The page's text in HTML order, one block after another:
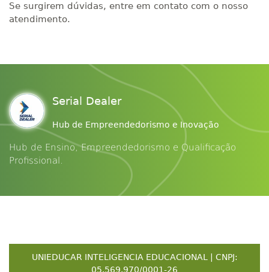
Se surgirem dúvidas, entre em contato com o nosso
atendimento.
Serial Dealer
Hub de Empreendedorismo e Inovação
Hub de Ensino, Empreendedorismo e Qualificação
Profissional.
UNIEDUCAR INTELIGENCIA EDUCACIONAL | CNPJ:
05.569.970/0001-26